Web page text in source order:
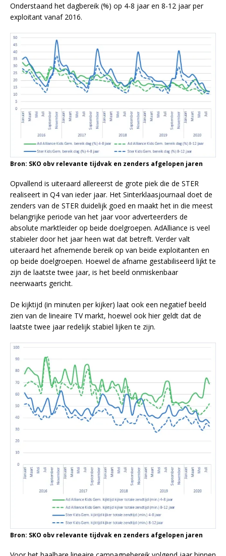
Onderstaand het dagbereik (%) op 4-8 jaar en 8-12 jaar per
exploitant vanaf 2016.
Bron: SKO obv relevante tijdvak en zenders afgelopen jaren
Opvallend is uiteraard allereerst de grote piek die de STER
realiseert in Q4 van ieder jaar. Het Sinterklaasjournaal doet de
zenders van de STER duidelijk goed en maakt het in die meest
belangrijke periode van het jaar voor adverteerders de
absolute marktleider op beide doelgroepen. AdAlliance is veel
stabieler door het jaar heen wat dat betreft. Verder valt
uiteraard het afnemende bereik op van beide exploitanten en
op beide doelgroepen. Hoewel de afname gestabiliseerd lijkt te
zijn de laatste twee jaar, is het beeld onmiskenbaar
neerwaarts gericht.
De kijktijd (in minuten per kijker) laat ook een negatief beeld
zien van de lineaire TV markt, hoewel ook hier geldt dat de
laatste twee jaar redelijk stabiel lijken te zijn.
Bron: SKO obv relevante tijdvak en zenders afgelopen jaren